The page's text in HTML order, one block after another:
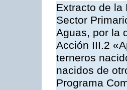
Extracto de la
Sector
Aguas, por la
Acción III.2
terneros
nacidos de
Programa